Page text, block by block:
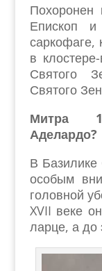
Епископ
саркофаге,
в
Святого
Святого
Митра
Аделардо?
В Базилике
особым
головной
XVII веке
ларце, а до